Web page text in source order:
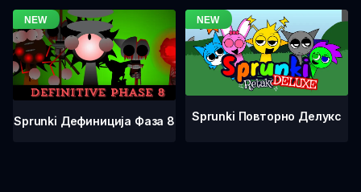
Sprunki Дефиниција Фаза 8 Sprunki Повторно Делукс